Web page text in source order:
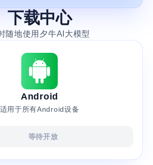
下载中心
随地使用夕牛AI大模型
Android
适用于所有Android设备
等待开放